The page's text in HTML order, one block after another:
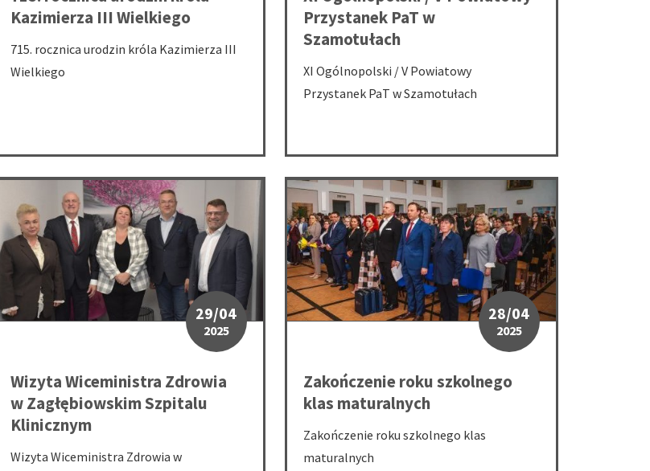
Kazimierza III Wielkiego
715. rocznica urodzin króla Kazimierza III
Wielkiego
Przystanek PaT w
Szamotułach
XI Ogólnopolski / V Powiatowy
Przystanek PaT w Szamotułach
Wizyta Wiceministra Zdrowia w Zagłębiowskim Szpitalu Klinicznym
29/04
2025
Wizyta Wiceministra Zdrowia
w Zagłębiowskim Szpitalu
Klinicznym
Wizyta Wiceministra Zdrowia w
Zakończenie roku szkolnego klas maturalnych
28/04
2025
Zakończenie roku szkolnego
klas maturalnych
Zakończenie roku szkolnego klas
maturalnych